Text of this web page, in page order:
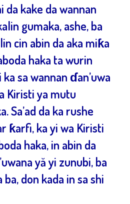
da kake da wannan
gumaka, ashe, ba
cin abin da aka miƙa
haka ta wurin
sa wannan ɗan’uwa
Kiristi ya mutu
Sa’ad da ka rushe
ƙarfi, ka yi wa Kiristi
haka, in abin da
yă yi zunubi, ba
don kada in sa shi